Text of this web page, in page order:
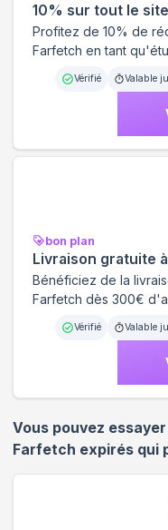
10% sur tout le
Profitez de 10% de
Farfetch en tant
Vérifié Valable
bon plan
Livraison gratuite
Bénéficiez de la
Farfetch dès 300€
Vérifié Valable
Vous pouvez
Farfetch expirés qui